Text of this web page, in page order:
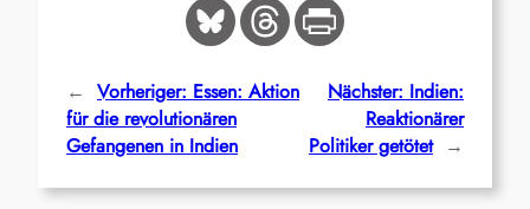
← Vorheriger: Essen: Aktion
für die revolutionären
Gefangenen in Indien
Nächster: Indien:
Reaktionärer
Politiker getötet →